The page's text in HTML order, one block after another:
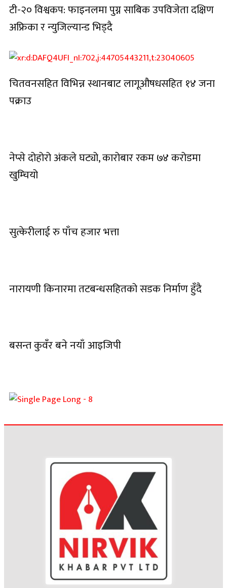
टी-२० विश्वकप: फाइनलमा पुग्न साबिक उपविजेता दक्षिण
अफ्रिका र न्युजिल्यान्ड भिड्दै
चितवनसहित विभिन्न स्थानबाट लागूऔषधसहित १४ जना
पक्राउ
नेप्से दोहोरो अंकले घट्यो, कारोबार रकम ७४ करोडमा
खुम्चियो
सुत्केरीलाई रु पाँच हजार भत्ता
नारायणी किनारमा तटबन्धसहितको सडक निर्माण हुँदै
बसन्त कुवँर बने नयाँ आइजिपी